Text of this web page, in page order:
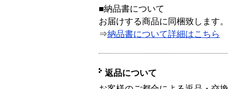
■納品書について
お届けする商品に同梱致します。
⇒納品書について詳細はこちら
返品について